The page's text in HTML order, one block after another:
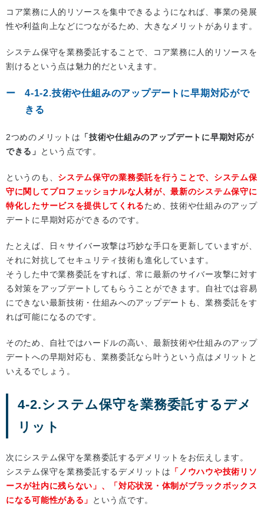
コア業務に人的リソースを集中できるようになれば、事業の発展
性や利益向上などにつながるため、大きなメリットがあります。
システム保守を業務委託することで、コア業務に人的リソースを
割けるという点は魅力的だといえます。
4-1-2.技術や仕組みのアップデートに早期対応がで
きる
2つめのメリットは 「技術や仕組みのアップデートに早期対応が
できる」
という点です。
というのも、 システム保守の業務委託を行うことで、システム保
守に関してプロフェッショナルな人材が、最新のシステム保守に
特化したサービスを提供してくれるため、技術や仕組みのアップ
デートに早期対応ができるのです。
たとえば、日々サイバー攻撃は巧妙な手口を更新していますが、
それに対抗してセキュリティ技術も進化しています。
そうした中で業務委託をすれば、常に最新のサイバー攻撃に対す
る対策をアップデートしてもらうことができます。自社では容易
にできない最新技術・仕組みへのアップデートも、業務委託をす
れば可能になるのです。
そのため、自社ではハードルの高い、最新技術や仕組みのアップ
デートへの早期対応も、業務委託なら叶うという点はメリットと
いえるでしょう。
4-2.システム保守を業務委託するデメ
リット
次にシステム保守を業務委託するデメリットをお伝えします。
システム保守を業務委託するデメリットは 「ノウハウや技術リソ
ースが社内に残らない」、「対応状況・体制がブラックボックス
になる可能性がある」
という点です。